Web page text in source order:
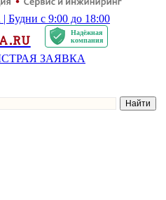
| Будни с 9:00 до 18:00
Надёжная
компания
ЗАЯВКА